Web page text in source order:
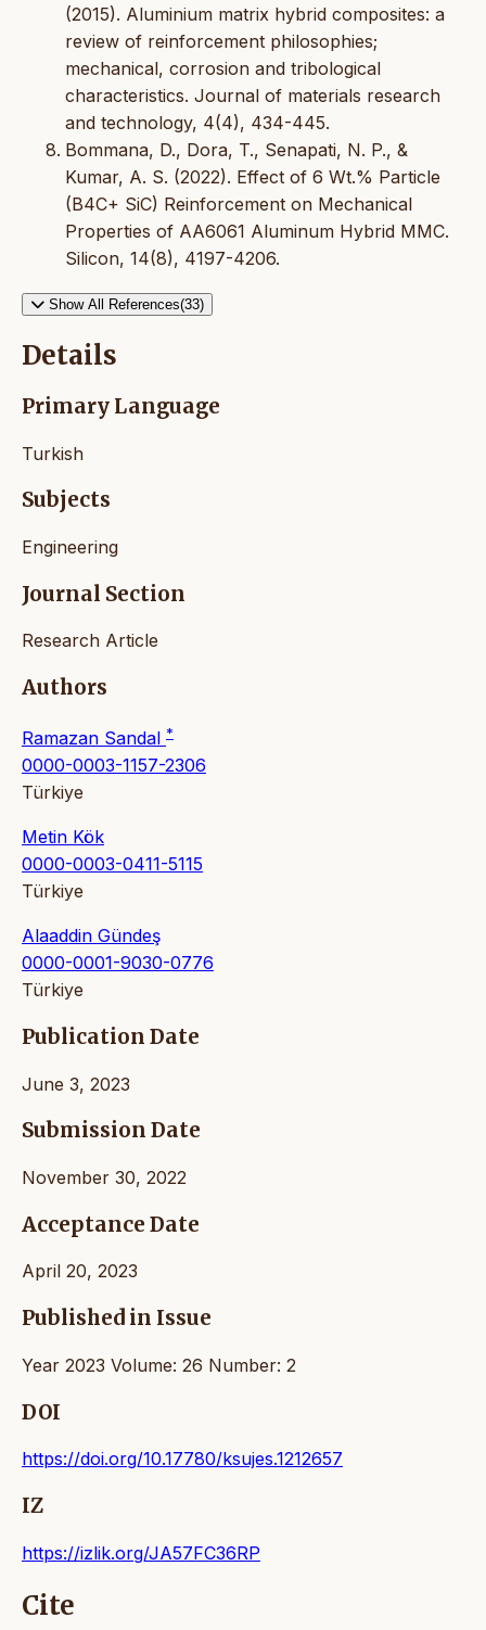
(2015). Aluminium matrix hybrid composites: a
review of reinforcement philosophies;
mechanical, corrosion and tribological
characteristics. Journal of materials research
and technology, 4(4), 434-445.
Bommana, D., Dora, T., Senapati, N. P., &
Kumar, A. S. (2022). Effect of 6 Wt.% Particle
(B4C+ SiC) Reinforcement on Mechanical
Properties of AA6061 Aluminum Hybrid MMC.
Silicon, 14(8), 4197-4206.
Show All References(33)
Details
Primary Language
Turkish
Subjects
Engineering
Journal Section
Research Article
Authors
Ramazan Sandal *
0000-0003-1157-2306
Türkiye
Metin Kök
0000-0003-0411-5115
Türkiye
Alaaddin Gündeş
0000-0001-9030-0776
Türkiye
Publication Date
June 3, 2023
Submission Date
November 30, 2022
Acceptance Date
April 20, 2023
Published in Issue
Year 2023 Volume: 26 Number: 2
DOI
https://doi.org/10.17780/ksujes.1212657
IZ
https://izlik.org/JA57FC36RP
Cite